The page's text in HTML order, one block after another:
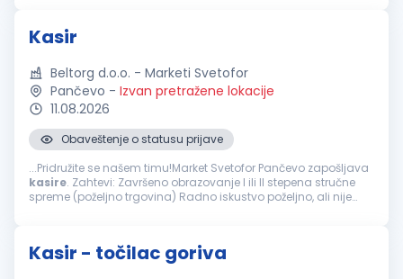
Kasir
Beltorg d.o.o. - Marketi Svetofor
Pančevo - Izvan pretražene lokacije
11.08.2026
Obaveštenje o statusu prijave
...Pridružite se našem timu!Market Svetofor Pančevo zapošljava
kasire. Zahtevi: Završeno obrazovanje I ili II stepena stručne
spreme (poželjno trgovina) Radno iskustvo poželjno, ali nije
Kasir - točilac goriva